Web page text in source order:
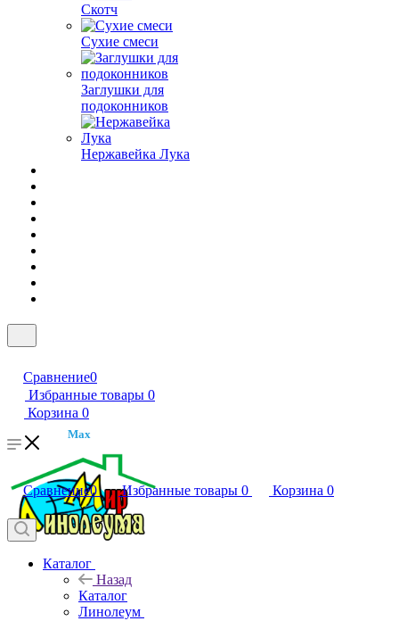
Скотч
Сухие смеси
Заглушки для
подоконников
Нержавейка Лука
Сравнение0
Избранные товары 0
Корзина 0
Max
Сравнение0 Избранные товары 0 Корзина 0
Каталог
Назад
Каталог
Линолеум